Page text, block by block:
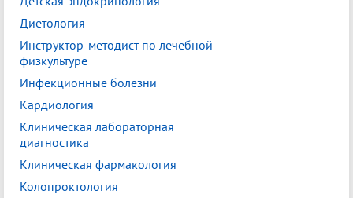
Диетология
Инструктор-методист по лечебной
физкультуре
Инфекционные болезни
Кардиология
Клиническая лабораторная
диагностика
Клиническая фармакология
Колопроктология